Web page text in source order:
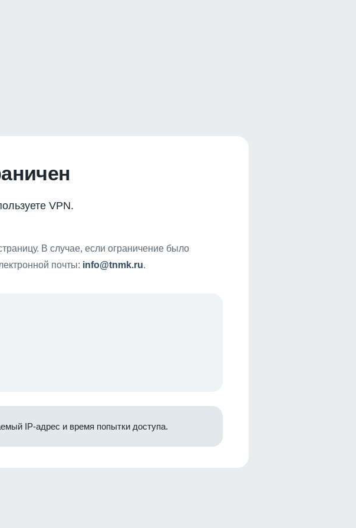
VPN.
В случае, если ограничение было
почты: info@tnmk.ru.
IP-адрес и время попытки доступа.